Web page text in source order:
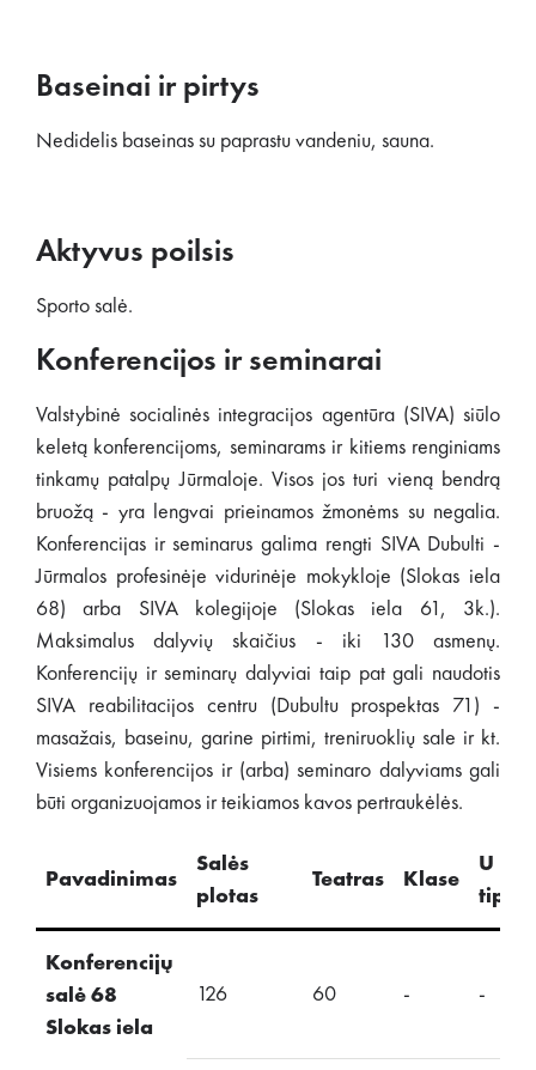
Baseinai ir pirtys
Nedidelis baseinas su paprastu vandeniu, sauna.
Aktyvus poilsis
Sporto salė.
Konferencijos ir seminarai
Valstybinė socialinės integracijos agentūra (SIVA) siūlo
keletą konferencijoms, seminarams ir kitiems renginiams
tinkamų patalpų Jūrmaloje. Visos jos turi vieną bendrą
bruožą - yra lengvai prieinamos žmonėms su negalia.
Konferencijas ir seminarus galima rengti SIVA Dubulti -
Jūrmalos profesinėje vidurinėje mokykloje (Slokas iela
68) arba SIVA kolegijoje (Slokas iela 61, 3k.).
Maksimalus dalyvių skaičius - iki 130 asmenų.
Konferencijų ir seminarų dalyviai taip pat gali naudotis
SIVA reabilitacijos centru (Dubultu prospektas 71) -
masažais, baseinu, garine pirtimi, treniruoklių sale ir kt.
Visiems konferencijos ir (arba) seminaro dalyviams gali
būti organizuojamos ir teikiamos kavos pertraukėlės.
Pavadinimas
Salės
plotas
Teatras Klase
U
tipo
Konferencijų
salė 68
Slokas iela
126 60 - -